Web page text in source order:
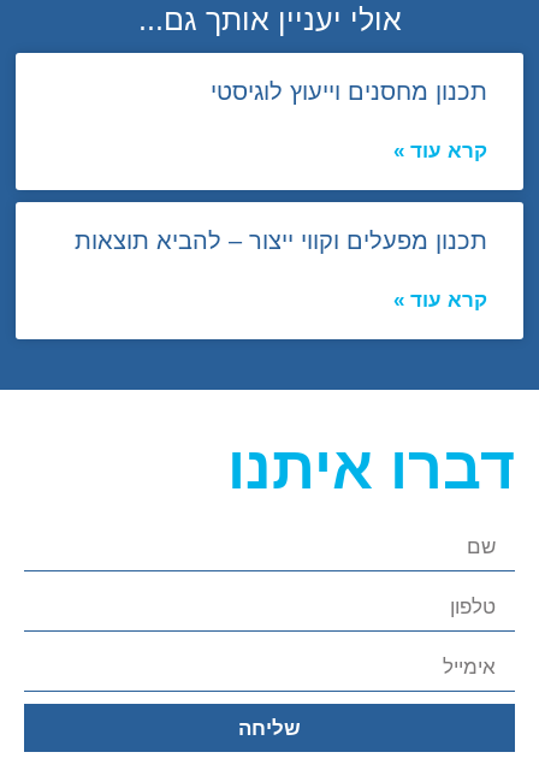
אולי יעניין אותך גם...
תכנון מחסנים וייעוץ לוגיסטי
קרא עוד »
תכנון מפעלים וקווי ייצור – להביא תוצאות
קרא עוד »
דברו איתנו
שליחה